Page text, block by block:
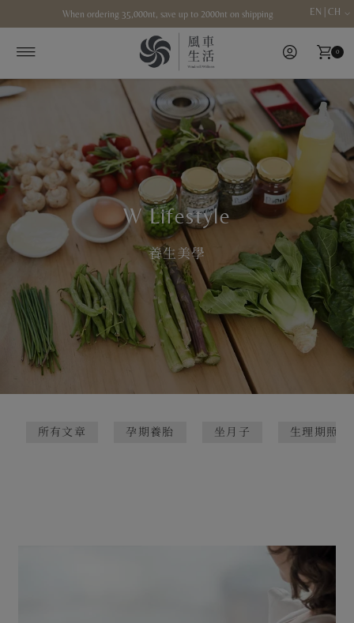
Skip to contentWhen ordering 35,000nt, save up to 2000nt on shipping EN | CH
0
W Lifestyle
養生美學
所有文章 孕期養胎 坐月子 生理期照護